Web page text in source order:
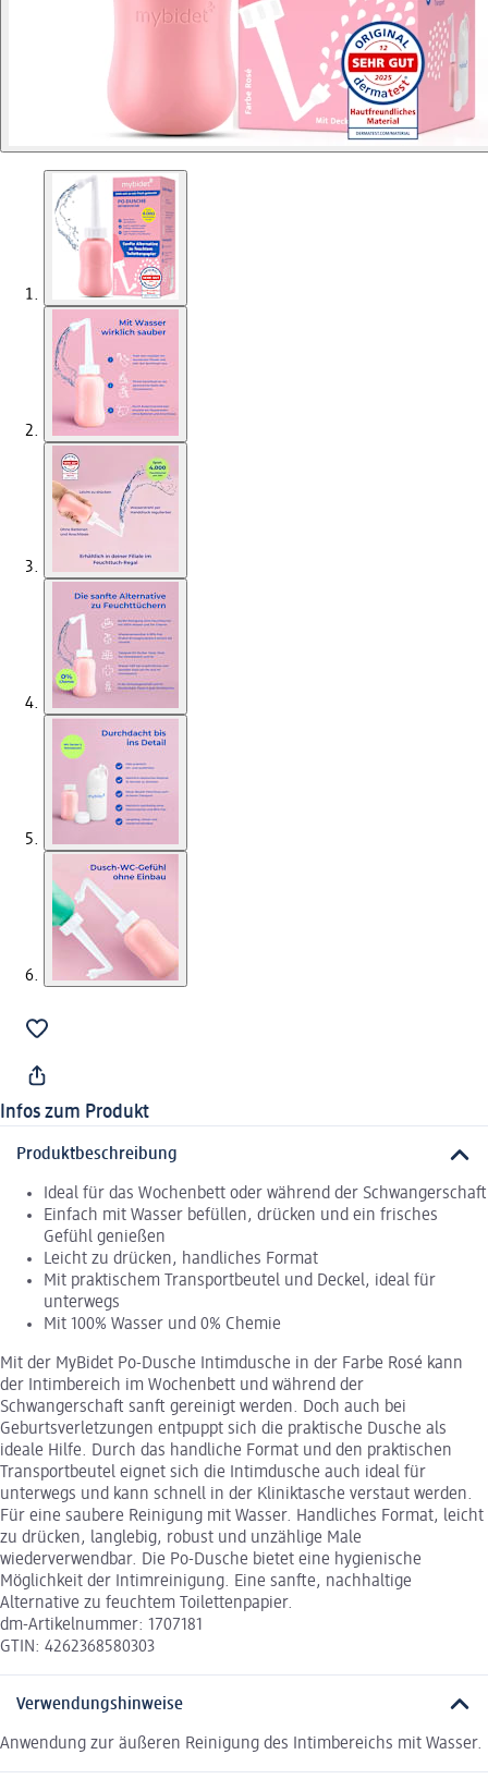
Infos zum Produkt
Produktbeschreibung
Ideal für das Wochenbett oder während der Schwangerschaft
Einfach mit Wasser befüllen, drücken und ein frisches
Gefühl genießen
Leicht zu drücken, handliches Format
Mit praktischem Transportbeutel und Deckel, ideal für
unterwegs
Mit 100% Wasser und 0% Chemie
Mit der MyBidet Po-Dusche Intimdusche in der Farbe Rosé kann
der Intimbereich im Wochenbett und während der
Schwangerschaft sanft gereinigt werden. Doch auch bei
Geburtsverletzungen entpuppt sich die praktische Dusche als
ideale Hilfe. Durch das handliche Format und den praktischen
Transportbeutel eignet sich die Intimdusche auch ideal für
unterwegs und kann schnell in der Kliniktasche verstaut werden.
Für eine saubere Reinigung mit Wasser. Handliches Format, leicht
zu drücken, langlebig, robust und unzählige Male
wiederverwendbar. Die Po-Dusche bietet eine hygienische
Möglichkeit der Intimreinigung. Eine sanfte, nachhaltige
Alternative zu feuchtem Toilettenpapier.
dm-Artikelnummer: 1707181
GTIN: 4262368580303
Verwendungshinweise
Anwendung zur äußeren Reinigung des Intimbereichs mit Wasser.